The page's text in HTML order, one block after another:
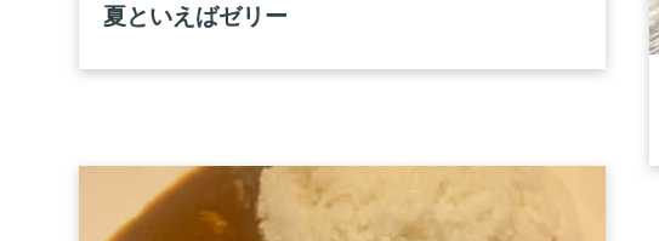
夏といえばゼリー